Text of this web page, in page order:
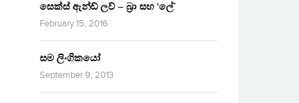
සෙක්ස් ඇන්ඩ් ලව් – බ්‍රා සහ ‘ලේ’
February 15, 2016
සම ලිංගිකයෝ
September 9, 2013